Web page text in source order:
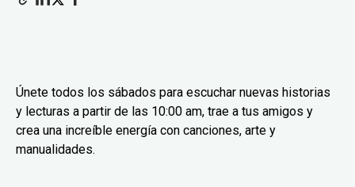
Únete todos los sábados para escuchar nuevas historias
y lecturas a partir de las 10:00 am, trae a tus amigos y
crea una increíble energía con canciones, arte y
manualidades.